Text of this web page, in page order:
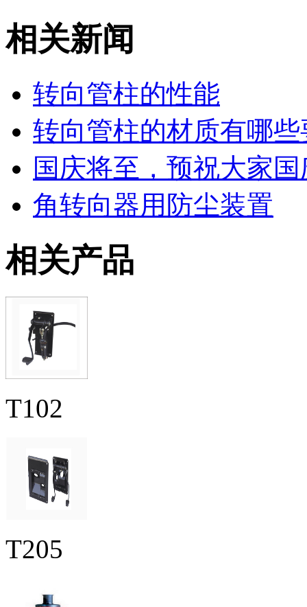
相关新闻
转向管柱的性能
转向管柱的材质有哪
国庆将至，预祝大家
角转向器用防尘装置
相关产品
T102
T205